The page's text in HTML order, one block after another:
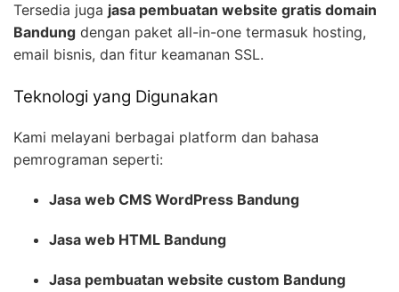
Tersedia juga jasa pembuatan website gratis domain
Bandung dengan paket all-in-one termasuk hosting,
email bisnis, dan fitur keamanan SSL.
Teknologi yang Digunakan
Kami melayani berbagai platform dan bahasa
pemrograman seperti:
Jasa web CMS WordPress Bandung
Jasa web HTML Bandung
Jasa pembuatan website custom Bandung